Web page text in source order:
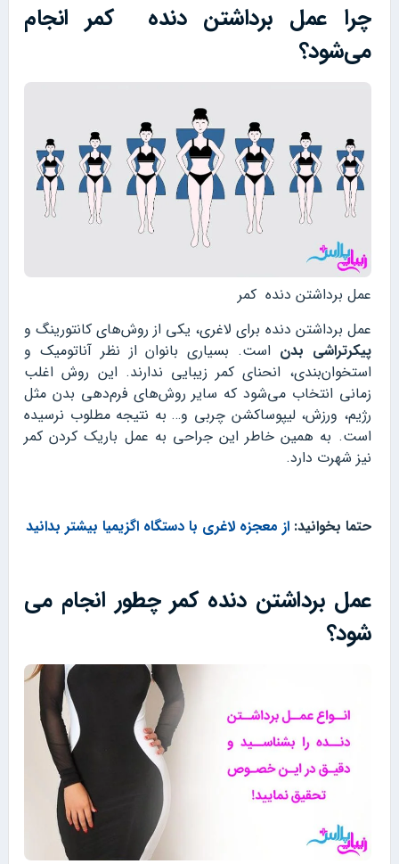
چرا عمل برداشتن دنده کمر انجام
می‌شود؟
عمل برداشتن دنده کمر
عمل برداشتن دنده برای لاغری، یکی از روش‌های کانتورینگ و
پیکرتراشی بدن است. بسیاری بانوان از نظر آناتومیک و
استخوان‌بندی، انحنای کمر زیبایی ندارند. این روش اغلب
زمانی انتخاب می‌شود که سایر روش‌های فرم‌دهی بدن مثل
رژیم، ورزش، لیپوساکشن چربی و… به نتیجه مطلوب نرسیده
است. به همین خاطر این جراحی به عمل باریک کردن کمر
نیز شهرت دارد.
حتما بخوانید: از معجزه لاغری با دستگاه اگزیمیا بیشتر بدانید
عمل برداشتن دنده کمر چطور انجام می
شود؟